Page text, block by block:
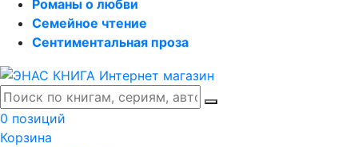
Романы о любви
Семейное чтение
Сентиментальная проза
0 позиций
Корзина